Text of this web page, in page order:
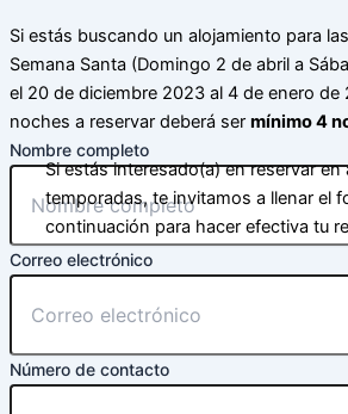
Si estás buscando un alojamiento para
Semana Santa (Domingo 2 de abril a
el 20 de diciembre 2023 al 4 de enero de
noches a reservar deberá ser mínimo 4
Nombre completo
Correo electrónico
Número de contacto
Si estás interesado(a) en reservar en
temporadas, te invitamos a llenar el
continuación para hacer efectiva tu